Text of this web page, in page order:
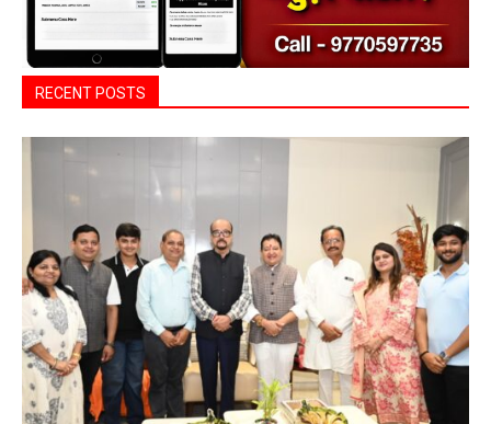
RECENT POSTS